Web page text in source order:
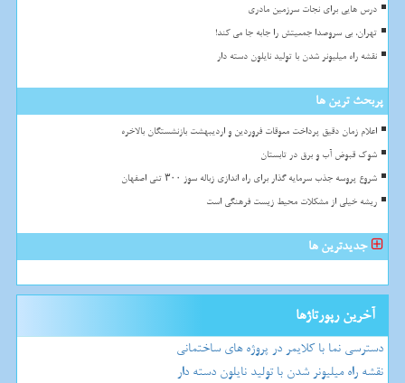
درس هایی برای نجات سرزمین مادری
تهران، بی سروصدا جمعیتش را جابه جا می کند!
نقشه راه میلیونر شدن با تولید نایلون دسته دار
پربحث ترین ها
اعلام زمان دقیق پرداخت معوقات فروردین و اردیبهشت بازنشستگان بالاخره
شوک قبوض آب و برق در تابستان
شروع پروسه جذب سرمایه گذار برای راه اندازی زباله سوز ۳۰۰ تنی اصفهان
ریشه خیلی از مشکلات محیط زیست فرهنگی است
جدیدترین ها
آخرین رپورتاژها
دسترسی نما با کلایمر در پروژه های ساختمانی
نقشه راه میلیونر شدن با تولید نایلون دسته دار